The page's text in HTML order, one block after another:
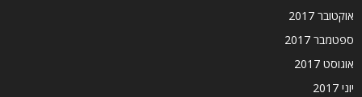
אוקטובר 2017
ספטמבר 2017
אוגוסט 2017
יוני 2017